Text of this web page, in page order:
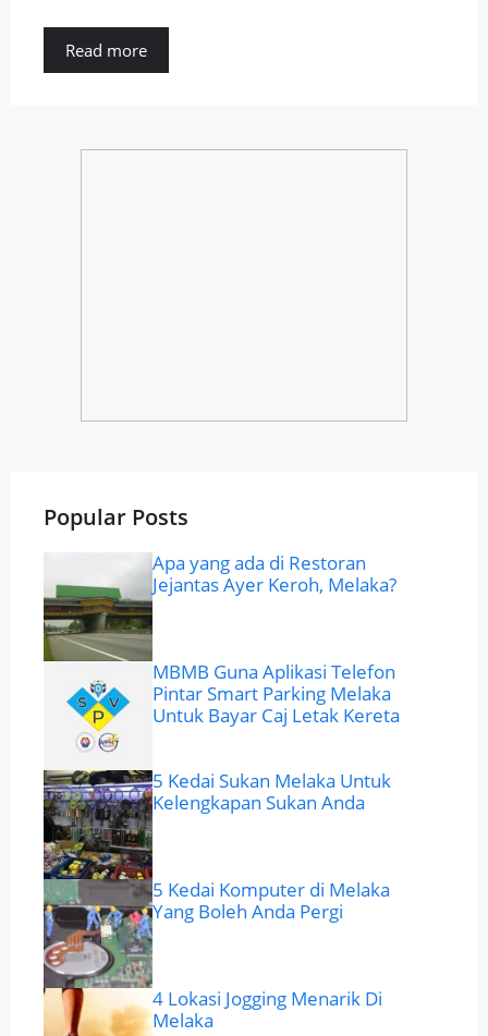
Read more
Popular Posts
Apa yang ada di Restoran
Jejantas Ayer Keroh, Melaka?
MBMB Guna Aplikasi Telefon
Pintar Smart Parking Melaka
Untuk Bayar Caj Letak Kereta
5 Kedai Sukan Melaka Untuk
Kelengkapan Sukan Anda
5 Kedai Komputer di Melaka
Yang Boleh Anda Pergi
4 Lokasi Jogging Menarik Di
Melaka